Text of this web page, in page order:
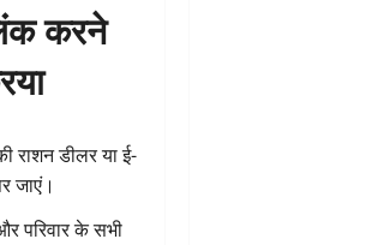
करने
राशन डीलर या ई-
जाएं।
परिवार के सभी